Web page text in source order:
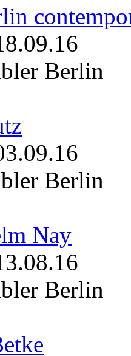
Berlin
Berlin
Nay
Berlin